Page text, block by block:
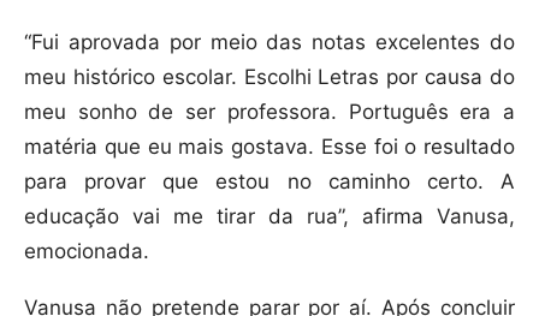
“Fui aprovada por meio das notas excelentes do
meu histórico escolar. Escolhi Letras por causa do
meu sonho de ser professora. Português era a
matéria que eu mais gostava. Esse foi o resultado
para provar que estou no caminho certo. A
educação vai me tirar da rua”, afirma Vanusa,
emocionada.
Vanusa não pretende parar por aí. Após concluir